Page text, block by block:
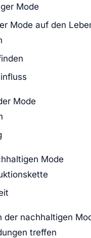
Mode
Mode auf den
Mode
Mode
der nachhaltigen
treffen